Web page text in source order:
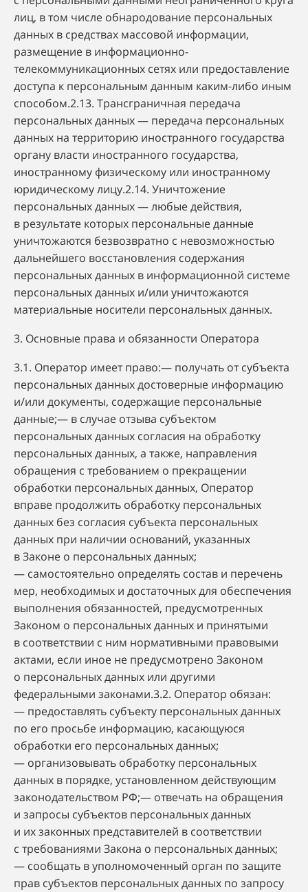
лиц, в том числе обнародование персональных
данных в средствах массовой информации,
размещение в информационно-
телекоммуникационных сетях или предоставление
доступа к персональным данным каким-либо иным
способом.2.13. Трансграничная передача
персональных данных — передача персональных
данных на территорию иностранного государства
органу власти иностранного государства,
иностранному физическому или иностранному
юридическому лицу.2.14. Уничтожение
персональных данных — любые действия,
в результате которых персональные данные
уничтожаются безвозвратно с невозможностью
дальнейшего восстановления содержания
персональных данных в информационной системе
персональных данных и/или уничтожаются
материальные носители персональных данных.
3. Основные права и обязанности Оператора
3.1. Оператор имеет право:— получать от субъекта
персональных данных достоверные информацию
и/или документы, содержащие персональные
данные;— в случае отзыва субъектом
персональных данных согласия на обработку
персональных данных, а также, направления
обращения с требованием о прекращении
обработки персональных данных, Оператор
вправе продолжить обработку персональных
данных без согласия субъекта персональных
данных при наличии оснований, указанных
в Законе о персональных данных;
— самостоятельно определять состав и перечень
мер, необходимых и достаточных для обеспечения
выполнения обязанностей, предусмотренных
Законом о персональных данных и принятыми
в соответствии с ним нормативными правовыми
актами, если иное не предусмотрено Законом
о персональных данных или другими
федеральными законами.3.2. Оператор обязан:
— предоставлять субъекту персональных данных
по его просьбе информацию, касающуюся
обработки его персональных данных;
— организовывать обработку персональных
данных в порядке, установленном действующим
законодательством РФ;— отвечать на обращения
и запросы субъектов персональных данных
и их законных представителей в соответствии
с требованиями Закона о персональных данных;
— сообщать в уполномоченный орган по защите
прав субъектов персональных данных по запросу